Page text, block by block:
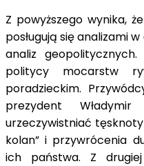
Z powyższego wynika,
posługują się analizami
analiz
politycy mocarstw
poradzieckim.
prezydent
urzeczywistniać
kolan” i przywrócenia
ich państwa. Z